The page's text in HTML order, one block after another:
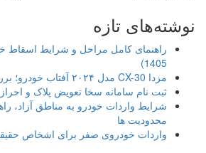
نوشته‌های تازه
1405)
مزدا CX-30 مدل ۲۰۲۴ آفتاب خودرو؛ بررسی و مشخصات فنی
ثبت نام سامانه سخا تعویض پلاک و احراز
شرایط واردات خودرو به مناطق آزاد،
محدودیت ها
واردات خودروی صفر برای اشخاص